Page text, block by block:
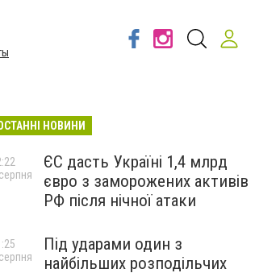
НОВИНИ
ЄС дасть Україні 1,4 млрд
євро з заморожених активів
РФ після нічної атаки
Під ударами один з
найбільших розподільчих